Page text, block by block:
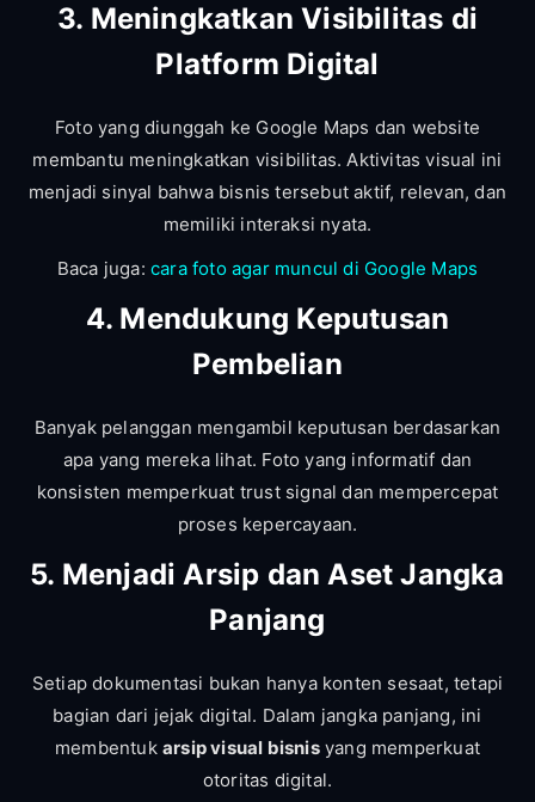
3. Meningkatkan Visibilitas di
Platform Digital
Foto yang diunggah ke Google Maps dan website
membantu meningkatkan visibilitas. Aktivitas visual ini
menjadi sinyal bahwa bisnis tersebut aktif, relevan, dan
memiliki interaksi nyata.
Baca juga: cara foto agar muncul di Google Maps
4. Mendukung Keputusan
Pembelian
Banyak pelanggan mengambil keputusan berdasarkan
apa yang mereka lihat. Foto yang informatif dan
konsisten memperkuat trust signal dan mempercepat
proses kepercayaan.
5. Menjadi Arsip dan Aset Jangka
Panjang
Setiap dokumentasi bukan hanya konten sesaat, tetapi
bagian dari jejak digital. Dalam jangka panjang, ini
membentuk arsip visual bisnisyang memperkuat
otoritas digital.